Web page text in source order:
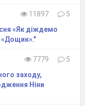
11897
5
«Як діждемо
«Дощик»."
7779
5
заходу,
Ніни